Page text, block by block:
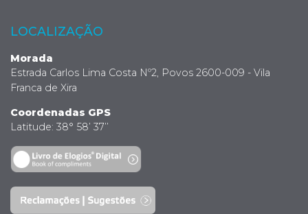
LOCALIZAÇÃO
Morada
Estrada Carlos Lima Costa Nº2, Povos 2600-009 - Vila
Franca de Xira
Coordenadas GPS
Latitude: 38° 58’ 37’’